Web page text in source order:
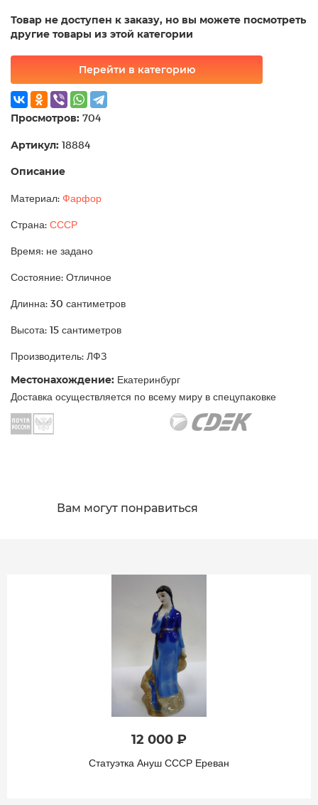
Товар не доступен к заказу, но вы можете посмотреть
другие товары из этой категории
Перейти в категорию
Просмотров: 704
Артикул: 18884
Описание
Материал: Фарфор
Страна: СССР
Время: не задано
Состояние: Отличное
Длинна: 30 сантиметров
Высота: 15 сантиметров
Производитель: ЛФЗ
Местонахождение: Екатеринбург
Доставка осуществляется по всему миру в спецупаковке
Вам могут понравиться
12 000 ₽
Статуэтка Ануш СССР Ереван